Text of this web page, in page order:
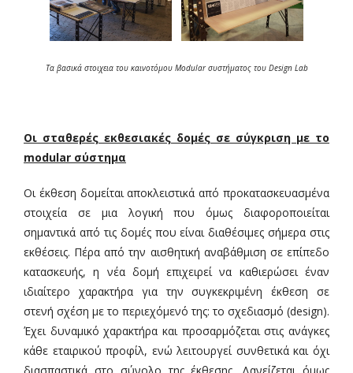
Τα βασικά στοιχεια του καινοτόμου Modular συστήματος του Design Lab
Οι σταθερές εκθεσιακές δομές σε σύγκριση με το
modular σύστημα
Οι έκθεση δομείται αποκλειστικά από προκατασκευασμένα
στοιχεία σε μια λογική που όμως διαφοροποιείται
σημαντικά από τις δομές που είναι διαθέσιμες σήμερα στις
εκθέσεις. Πέρα από την αισθητική αναβάθμιση σε επίπεδο
κατασκευής, η νέα δομή επιχειρεί να καθιερώσει έναν
ιδιαίτερο χαρακτήρα για την συγκεκριμένη έκθεση σε
στενή σχέση με το περιεχόμενό της: το σχεδιασμό (design).
Έχει δυναμικό χαρακτήρα και προσαρμόζεται στις ανάγκες
κάθε εταιρικού προφίλ, ενώ λειτουργεί συνθετικά και όχι